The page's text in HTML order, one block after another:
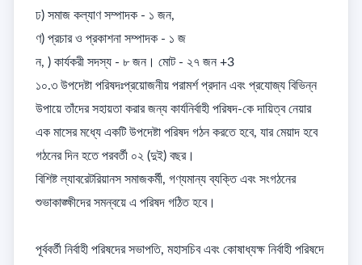
ঢ) সমাজ কল্যাণ সম্পাদক - ১ জন,
ণ) প্রচার ও প্রকাশনা সম্পাদক - ১ জ
ন, ) কার্যকরী সদস্য - ৮ জন। মোট - ২৭ জন +3
১০.৩ উপদেষ্টা পরিষদঃপ্রয়োজনীয় পরামর্শ প্রদান এবং প্রযোজ্য বিভিন্ন
উপায়ে তাঁদের সহায়তা করার জন্য কার্যনির্বাহী পরিষদ-কে দায়িত্ব নেয়ার
এক মাসের মধ্যে একটি উপদেষ্টা পরিষদ গঠন করতে হবে, যার মেয়াদ হবে
গঠনের দিন হতে পরবর্তী ০২ (দুই) বছর।
বিশিষ্ট ল্যাবরেটরিয়ানস সমাজকর্মী, গণ্যমান্য ব্যক্তি এবং সংগঠনের
শুভাকাঙ্ক্ষীদের সমন্বয়ে এ পরিষদ গঠিত হবে।
পূর্ববর্তী নির্বাহী পরিষদের সভাপতি, মহাসচিব এবং কোষাধ্যক্ষ নির্বাহী পরিষদে